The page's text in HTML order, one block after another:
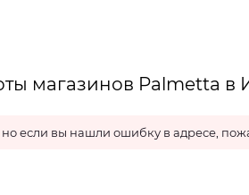
магазинов Palmetta в
если вы нашли ошибку в адресе,